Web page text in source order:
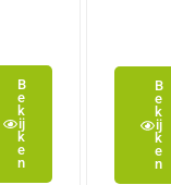
B
e
k
ij
k
e
n
B
e
k
ij
k
e
n